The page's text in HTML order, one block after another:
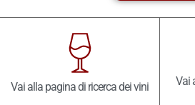
Vai alla pagina di ricerca dei vini
Vai